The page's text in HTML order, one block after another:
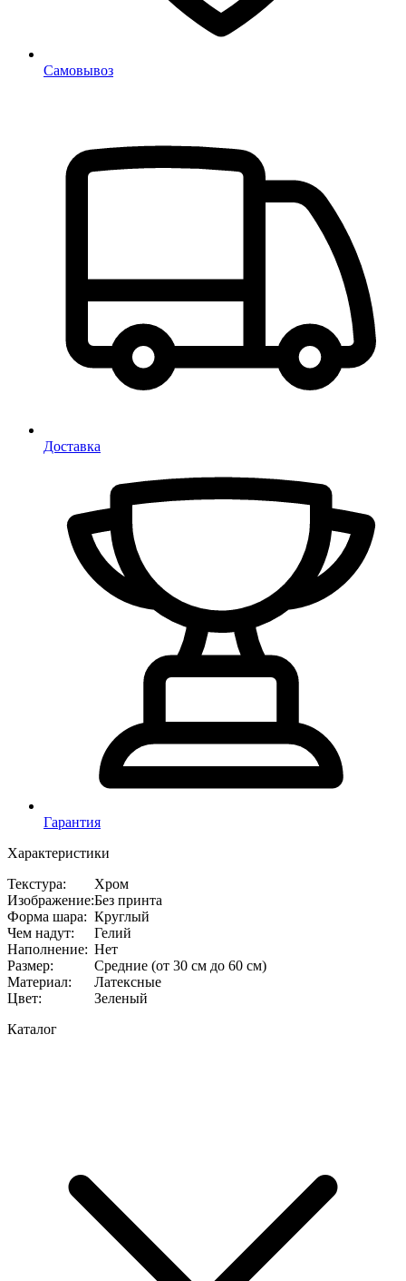
Самовывоз
Доставка
Гарантия
Характеристики
Текстура:
Хром
Изображение:Без принта
Форма шара: Круглый
Чем надут:
Гелий
Наполнение: Нет
Размер:
Средние (от 30 см до 60 см)
Материал:
Латексные
Цвет:
Зеленый
Каталог